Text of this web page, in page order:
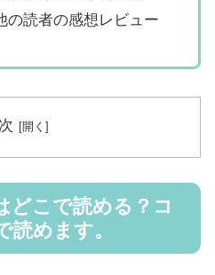
の読者の感想レビュー
どこで読める？コ
読めます。